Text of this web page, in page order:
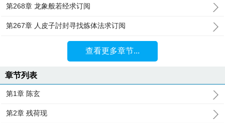
第268章 龙象般若经求订阅
第267章 人皮子討封寻找炼体法求订阅
查看更多章节...
章节列表
第1章 陈玄
第2章 残荷现